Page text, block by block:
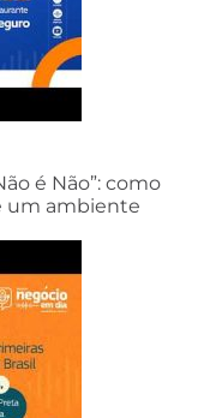
é Não”: como
um ambiente